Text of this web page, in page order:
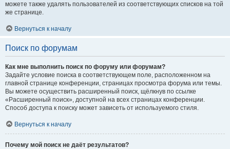
можете также удалять пользователей из соответствующих списков на той
же странице.
Вернуться к началу
Поиск по форумам
Как мне выполнить поиск по форуму или форумам?
Задайте условие поиска в соответствующем поле, расположенном на
главной странице конференции, страницах просмотра форума или темы.
Вы можете осуществить расширенный поиск, щёлкнув по ссылке
«Расширенный поиск», доступной на всех страницах конференции.
Способ доступа к поиску может зависеть от используемого стиля.
Вернуться к началу
Почему мой поиск не даёт результатов?